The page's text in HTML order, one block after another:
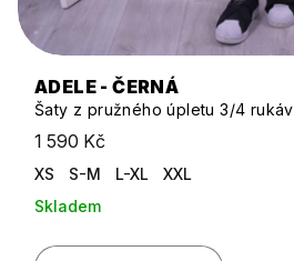
ADELE - ČERNÁ
Šaty z pružného úpletu 3/4 rukáv
1 590 Kč
XS S-M L-XL
XXL
Skladem